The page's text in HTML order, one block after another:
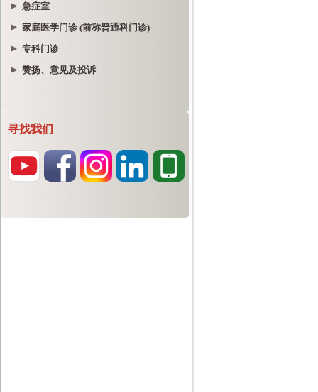
急症室
家庭医学门诊 (前称普通科门诊)
专科门诊
赞扬、意见及投诉
寻找我们